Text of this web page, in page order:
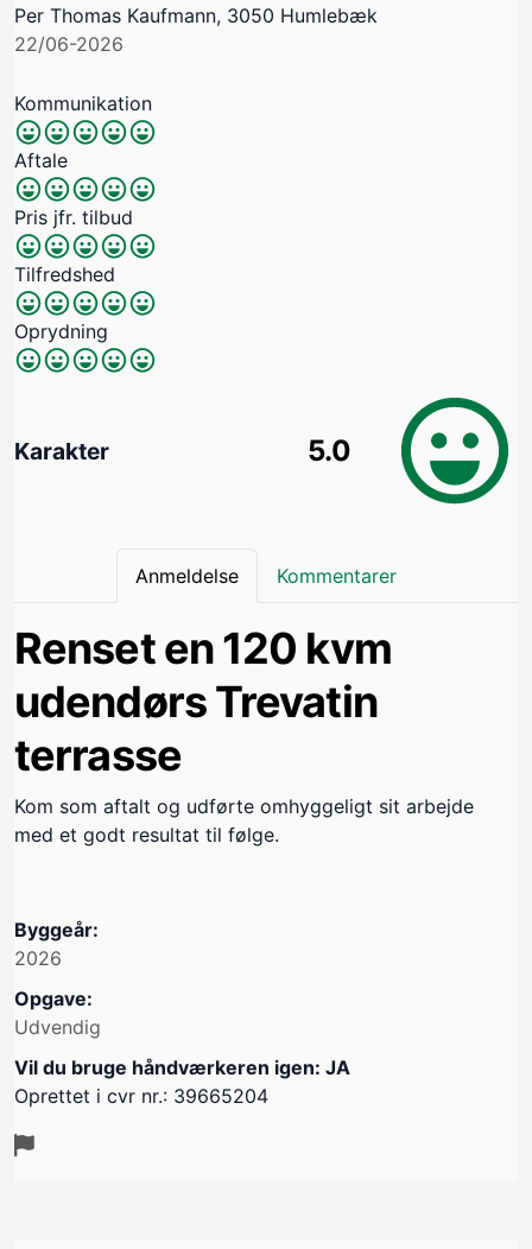
Per Thomas Kaufmann, 3050 Humlebæk
22/06-2026
Kommunikation
Aftale
Pris jfr. tilbud
Tilfredshed
Oprydning
Karakter 5.0
Anmeldelse Kommentarer
Renset en 120 kvm
udendørs Trevatin
terrasse
Kom som aftalt og udførte omhyggeligt sit arbejde
med et godt resultat til følge.
Byggeår:
2026
Opgave:
Udvendig
Vil du bruge håndværkeren igen: JA
Oprettet i cvr nr.: 39665204